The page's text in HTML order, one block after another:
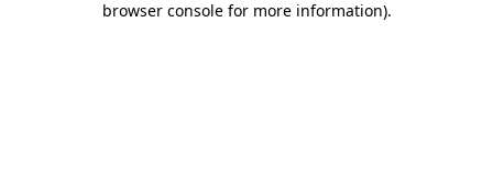
browser console for more information).